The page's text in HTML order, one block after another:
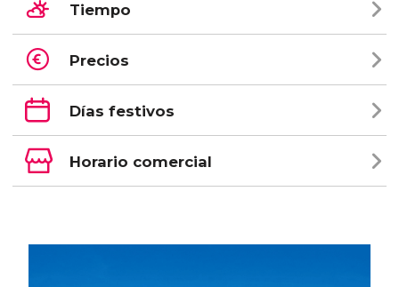
Tiempo
Precios
Días festivos
Horario comercial